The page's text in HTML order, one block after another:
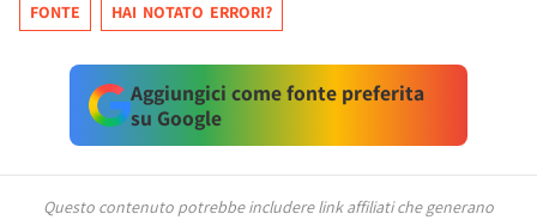
FONTE HAI NOTATO ERRORI?
Aggiungici come fonte preferita
su Google
Questo contenuto potrebbe includere link affiliati che generano